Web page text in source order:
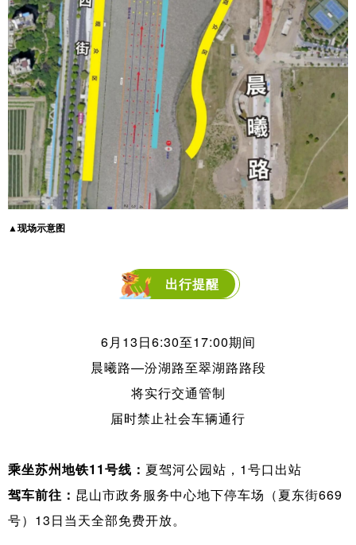
▲现场示意图
出行提醒
6月13日6:30至17:00期间
晨曦路—汾湖路至翠湖路路段
将实行交通管制
届时禁止社会车辆通行
乘坐苏州地铁11号线： 夏驾河公园站，1号口出站
驾车前往： 昆山市政务服务中心地下停车场（夏东街669
号）13日当天全部免费开放。